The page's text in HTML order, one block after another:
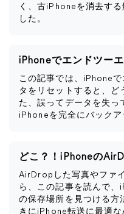
く、古iPhoneを消去す
した。
この記事では、iPhone
タをリセットすると、ど
た、誤ってデータを失っ
iPhoneを完全にバックア
どこ？！iPhoneの
AirDropした写真やファ
ら、この記事を読んで
の保存場所を見つける
きにiPhone転送に最適